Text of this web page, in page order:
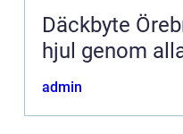
Däckbyte Örebro så får du
hjul genom
admin